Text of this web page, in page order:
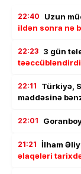
22:40 Uzun
ildən sonra nə
22:23 3 gün
təəccübləndirdi
22:11
Türkiyə,
maddəsinə
22:01
21:21 İlham
əlaqələri